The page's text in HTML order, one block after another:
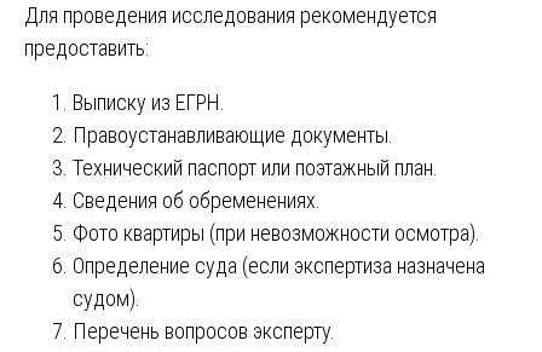
Для проведения исследования рекомендуется
предоставить:
Выписку из ЕГРН.
Правоустанавливающие документы.
Технический паспорт или поэтажный план.
Сведения об обременениях.
Фото квартиры (при невозможности осмотра).
Определение суда (если экспертиза назначена
судом).
Перечень вопросов эксперту.